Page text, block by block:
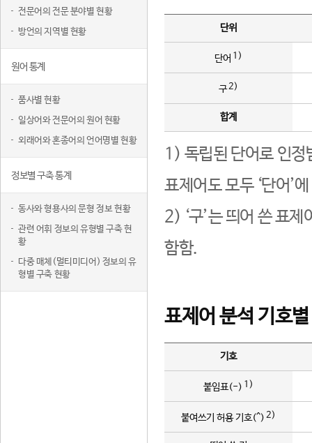
전문어의 전문 분야별 현황
방언의 지역별 현황
원어 통계
품사별 현황
일상어와 전문어의 원어 현황
외래어와 혼종어의 언어명별 현황
정보별 구축 통계
동사와 형용사의 문형 정보 현황
관련 어휘 정보의 유형별 구축 현
황
다중 매체(멀티미디어) 정보의 유
형별 구축 현황
단위
단어 1)
구2)
합계
1) 독립된 단어로 인정
표제어도 모두 ‘단어’
2) ‘구’는 띄어 쓴 표
함함.
표제어 분석 기호
기호
붙임표(-) 1)
붙여쓰기 허용 기호(^) 2)